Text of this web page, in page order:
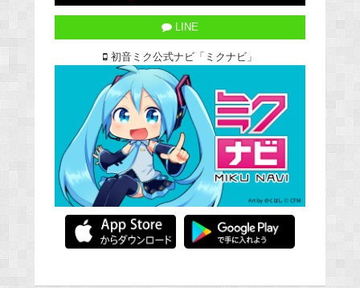
LINE
初音ミク公式ナビ「ミクナビ」